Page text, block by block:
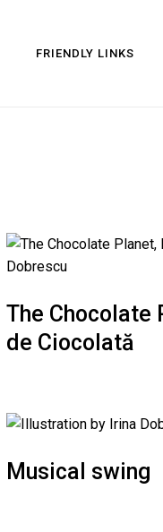
FRIENDLY LINKS
The Chocolate
de Ciocolată
Musical swing